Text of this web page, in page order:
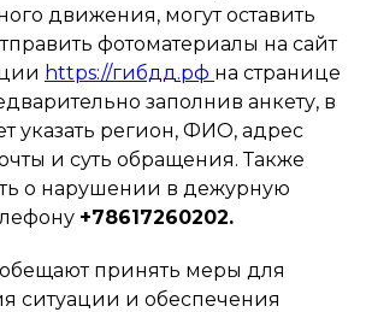
движения, могут оставить
фотоматериалы на сайт
https://гибдд.рф на странице
заполнив анкету, в
указать регион, ФИО, адрес
и суть обращения. Также
о нарушении в дежурную
+78617260202.
принять меры для
ситуации и обеспечения